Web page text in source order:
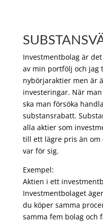
Investmentbolag är
av min portfölj och jag
nybörjaraktier men är
investeringar. När
ska man försöka
substansrabatt.
alla aktier som
till ett lägre pris än om
var för sig.
Exempel:
Aktien i ett
Investmentbolaget
du köper samma
samma fem bolag och